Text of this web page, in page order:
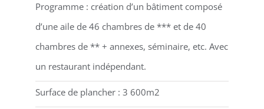
Programme : création d’un bâtiment composé
d’une aile de 46 chambres de *** et de 40
chambres de ** + annexes, séminaire, etc. Avec
un restaurant indépendant.
Surface de plancher : 3 600m2